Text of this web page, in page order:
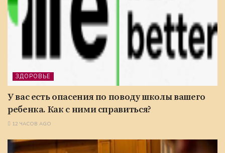
ЗДОРОВЬЕ
У вас есть опасения по поводу школы вашего
ребенка. Как с ними справиться?
12 ЧАСОВ AGO